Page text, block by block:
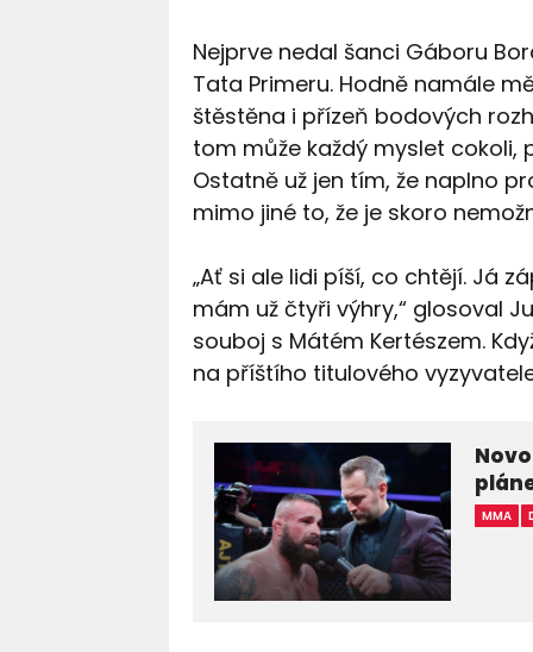
Nejprve nedal šanci Gáboru
Tata Primeru. Hodně namále
štěstěna i přízeň bodových
tom může každý myslet cokoli,
Ostatně už jen tím, že naplno
mimo jiné to, že je skoro
„Ať si ale lidi píší, co chtějí. Já
mám už čtyři výhry,“ glosoval
souboj s Mátém Kertészem.
na příštího titulového
MMA